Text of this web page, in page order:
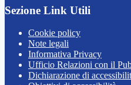
Sezione Link Utili
Cookie policy
Note legali
Informativa Privacy
Ufficio Relazioni con il
Dichiarazione di